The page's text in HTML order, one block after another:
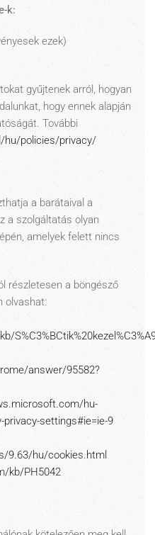
k:
ezek)
gyűjtenek arról, hogyan
hogy ennek alapján
További
hu/policies/privacy/
a barátaival a
a szolgáltatás olyan
amelyek felett nincs
részletesen a böngésző
olvashat:
answer/95582?
hu-
settings#ie=ie-9
9.63/hu/cookies.html
kb/PH5042